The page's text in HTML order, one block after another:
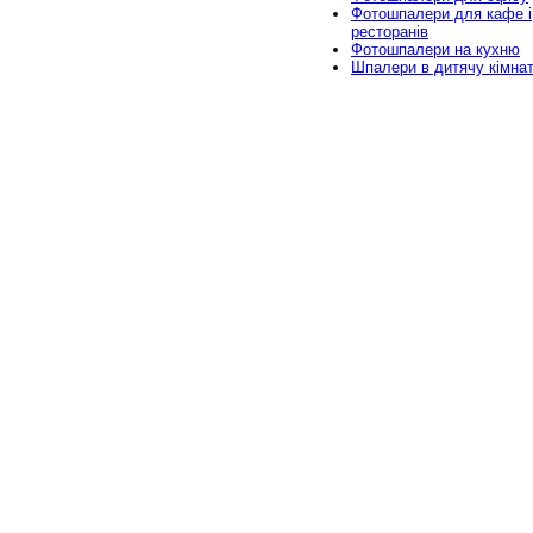
Фотошпалери для кафе і
ресторанів
Фотошпалери на кухню
Шпалери в дитячу